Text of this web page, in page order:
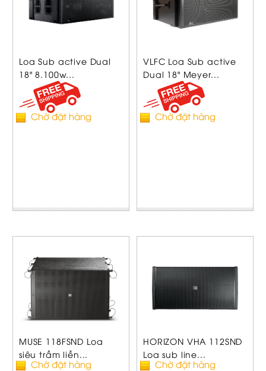
Loa Sub active Dual
18" 8.100w...
Chờ đặt hàng
VLFC Loa Sub active
Dual 18" Meyer...
Chờ đặt hàng
MUSE 118FSND Loa
siêu trầm liền...
Chờ đặt hàng
HORIZON VHA 112SND
Loa sub line...
Chờ đặt hàng